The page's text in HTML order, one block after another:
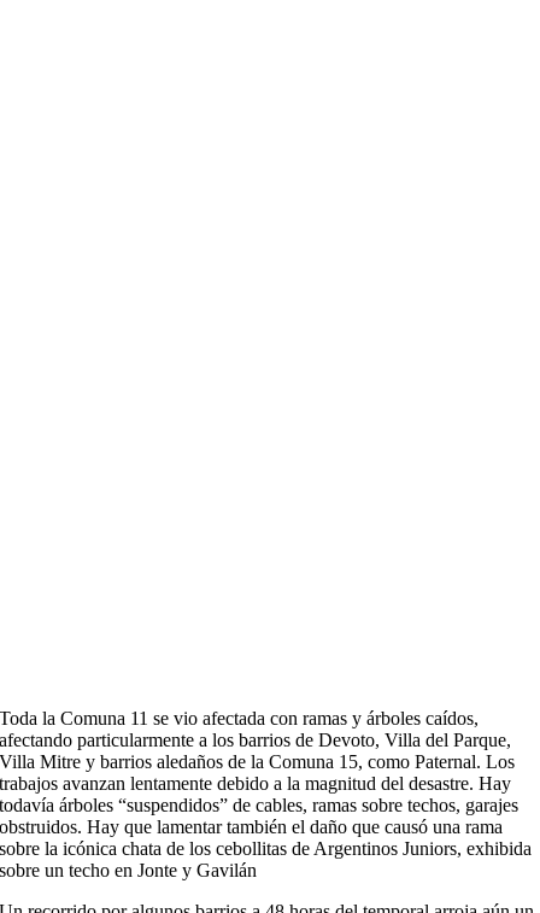
Toda la Comuna 11 se vio afectada con ramas y árboles caídos,
afectando particularmente a los barrios de Devoto, Villa del Parque,
Villa Mitre y barrios aledaños de la Comuna 15, como Paternal. Los
trabajos avanzan lentamente debido a la magnitud del desastre. Hay
todavía árboles “suspendidos” de cables, ramas sobre techos, garajes
obstruidos. Hay que lamentar también el daño que causó una rama
sobre la icónica chata de los cebollitas de Argentinos Juniors, exhibida
sobre un techo en Jonte y Gavilán